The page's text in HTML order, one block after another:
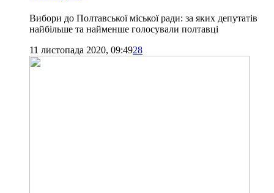
Вибори до Полтавської міської ради: за яких депутатів
найбільше та найменше голосували полтавці
11 листопада 2020, 09:4928